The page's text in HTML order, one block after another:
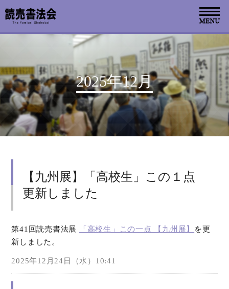
2025年12月
【九州展】「高校生」この１点
更新しました
第41回読売書法展 「高校生」この一点 【九州展】
を更
新しました。
2025年12月24日（水）10:41
お知らせ
読売書法会について
読売書法展
関連書道展
書道教室検索
デジタルアーカイブ